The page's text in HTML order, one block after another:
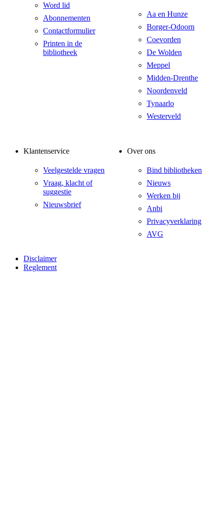
Word lid
Abonnementen
Contactformulier
Printen in de
bibliotheek
Aa en Hunze
Borger-Odoorn
Coevorden
De Wolden
Meppel
Midden-Drenthe
Noordenveld
Tynaarlo
Westerveld
Klantenservice
Veelgestelde vragen
Vraag, klacht of
suggestie
Nieuwsbrief
Over ons
Bind bibliotheken
Nieuws
Werken bij
Anbi
Privacyverklaring
AVG
Disclaimer
Reglement